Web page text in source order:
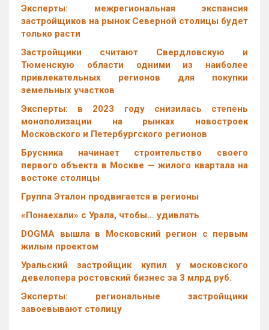
Эксперты: межрегиональная экспансия
застройщиков на рынок Северной столицы будет
только расти
Застройщики считают Свердловскую и
Тюменскую области одними из наиболее
привлекательных регионов для покупки
земельных участков
Эксперты: в 2023 году снизилась степень
монополизации на рынках новостроек
Московского и Петербургского регионов
Брусника начинает строительство своего
первого объекта в Москве — жилого квартала на
востоке столицы
Группа Эталон продвигается в регионы
«Понаехали» с Урала, чтобы… удивлять
DOGMA вышла в Московский регион с первым
жилым проектом
Уральский застройщик купил у московского
девелопера ростовский бизнес за 3 млрд руб.
Эксперты: региональные застройщики
завоевывают столицу